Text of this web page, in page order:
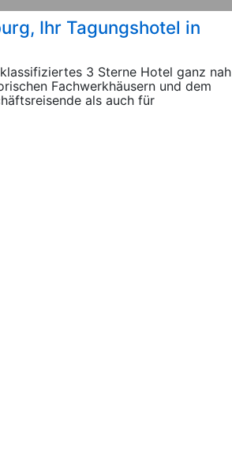
Ihr Tagungshotel in
3 Sterne Hotel ganz nah
Fachwerkhäusern und dem
als auch für